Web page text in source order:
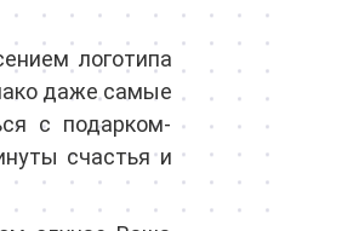
логотипа
даже самые
с подарком-
счастья и